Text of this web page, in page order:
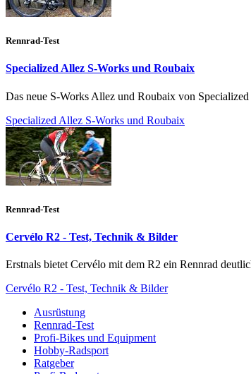
Rennrad-Test
Specialized Allez S-Works und Roubaix
Das neue S-Works Allez und Roubaix von
Specialized Allez S-Works und Roubaix
Rennrad-Test
Cervélo R2 - Test, Technik & Bilder
Erstnals bietet Cervélo mit dem R2 ein Rennrad
Cervélo R2 - Test, Technik & Bilder
Ausrüstung
Rennrad-Test
Profi-Bikes und Equipment
Hobby-Radsport
Ratgeber